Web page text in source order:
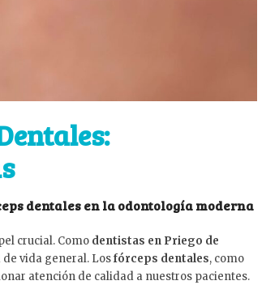
dentales en la odontología moderna
crucial. Como dentistas en Priego de
vida general. Losfórceps dentales, como
atención de calidad a nuestros pacientes.